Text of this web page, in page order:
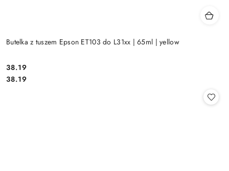
Butelka z tuszem Epson ET103 do L31xx | 65ml | yellow
Cena:
38.19
Cena:
38.19